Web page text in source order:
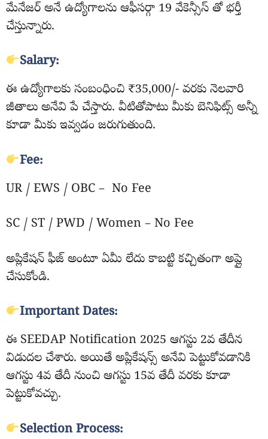
మేనేజర్ అనే ఉద్యోగాలను ఆఫీసర్గా 19 వేకెన్సీస్ తో భర్తీ
చేస్తున్నారు.
Salary:
ఈ ఉద్యోగాలకు సంబంధించి ₹35,000/- వరకు నెలవారి
జీతాలు అనేవి పే చేస్తారు. వీటితోపాటు మీకు బెనిఫిట్స్ అన్నీ
కూడా మీకు ఇవ్వడం జరుగుతుంది.
Fee:
UR / EWS / OBC – No Fee
SC / ST / PWD / Women – No Fee
అప్లికేషన్ ఫీజ్ అంటూ ఏమీ లేదు కాబట్టి కచ్చితంగా అప్లై
చేసుకోండి.
Important Dates:
ఈ SEEDAP Notification 2025 ఆగస్టు 2వ తేదీన
విడుదల చేశారు. అయితే అప్లికేషన్స్ అనేవి పెట్టుకోవడానికి
ఆగస్టు 4వ తేదీ నుంచి ఆగస్టు 15వ తేదీ వరకు కూడా
పెట్టుకోవచ్చు.
Selection Process: